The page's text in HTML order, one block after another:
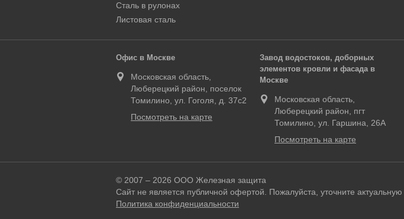
Сталь в рулонах
Листовая сталь
Офис в Москве
Московская область,
Люберецкий район, поселок
Томилино, ул. Гоголя, д. 37с2
Посмотреть на карте
Завод водостоков, доборных
элементов кровли и фасада в
Москве
Московская область,
Люберецкий район, пгт
Томилино, ул. Гаршина, 26А
Посмотреть на карте
© 2007 – 2026 ООО Железная защита
Сайт не является публичной офертой. Пожалуйста, уточните
Политика конфиденциальности